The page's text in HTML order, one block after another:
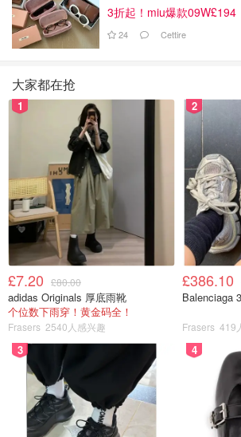
3折起！miu爆款09W£194
24 Cettire
大家都在抢
1
£7.20 £80.00
adidas Originals 厚底雨靴
个位数下雨穿！黄金码全！
Frasers 2540人感兴趣
2
£386.10
Frasers 419
3 4